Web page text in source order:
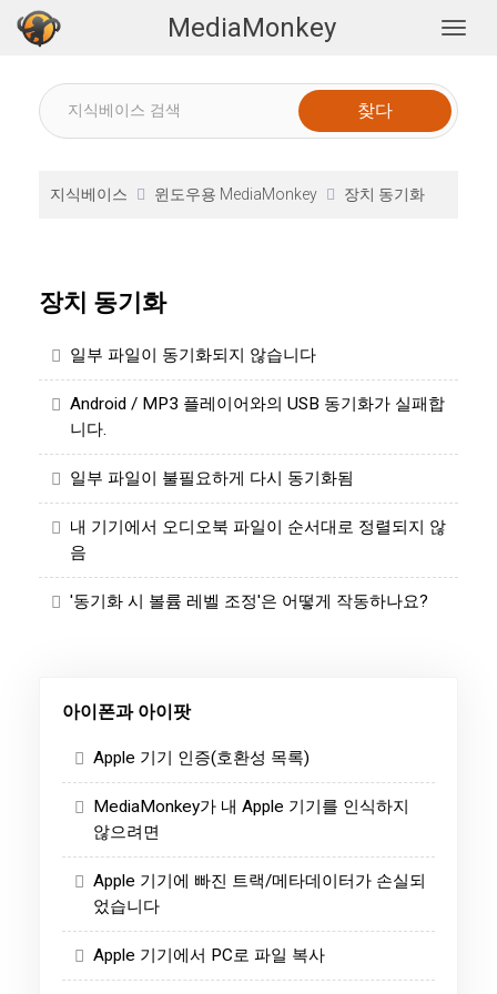
MediaMonkey
지식베이스 윈도우용 MediaMonkey 장치 동기화
장치 동기화
일부 파일이 동기화되지 않습니다
Android / MP3 플레이어와의 USB 동기화가 실패합
니다.
일부 파일이 불필요하게 다시 동기화됨
내 기기에서 오디오북 파일이 순서대로 정렬되지 않
음
'동기화 시 볼륨 레벨 조정'은 어떻게 작동하나요?
아이폰과 아이팟
Apple 기기 인증(호환성 목록)
MediaMonkey가 내 Apple 기기를 인식하지
않으려면
Apple 기기에 빠진 트랙/메타데이터가 손실되
었습니다
Apple 기기에서 PC로 파일 복사